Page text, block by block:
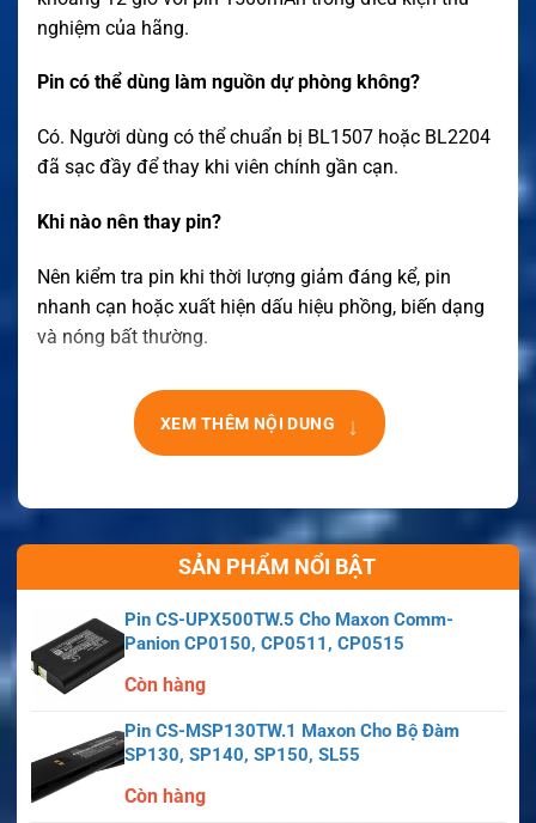
nghiệm của hãng.
Pin có thể dùng làm nguồn dự phòng không?
Có. Người dùng có thể chuẩn bị BL1507 hoặc BL2204
đã sạc đầy để thay khi viên chính gần cạn.
Khi nào nên thay pin?
Nên kiểm tra pin khi thời lượng giảm đáng kể, pin
nhanh cạn hoặc xuất hiện dấu hiệu phồng, biến dạng
và nóng bất thường.
XEM THÊM NỘI DUNG ↓
SẢN PHẨM NỔI BẬT
Pin CS-UPX500TW.5 Cho Maxon Comm-
Panion CP0150, CP0511, CP0515
Còn hàng
Pin CS-MSP130TW.1 Maxon Cho Bộ Đàm
SP130, SP140, SP150, SL55
Còn hàng